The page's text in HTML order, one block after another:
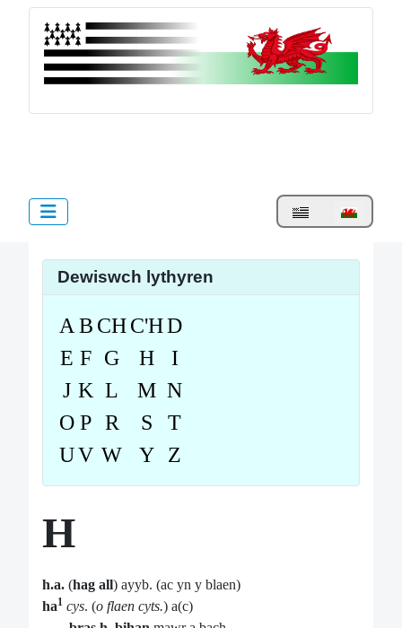
Dewiswch eich iaith
Dewiswch lythyren
A B CHC'HD
E F G H
I
J K L M N
O P R S
T
UV W Y Z
H
h.a. (hag all) ayyb. (ac yn y blaen)
ha1 cys. (o flaen cyts.) a(c)